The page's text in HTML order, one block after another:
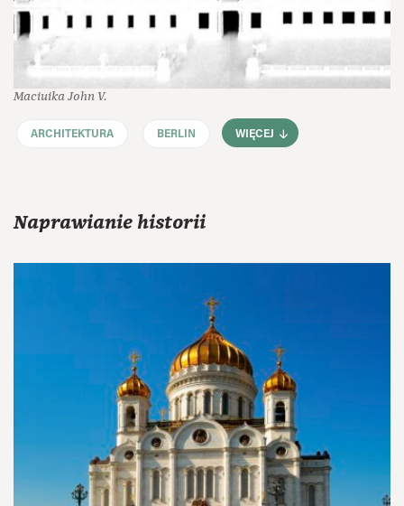
Maciuika John V.
ARCHITEKTURA BERLIN WIĘCEJ
Naprawianie historii